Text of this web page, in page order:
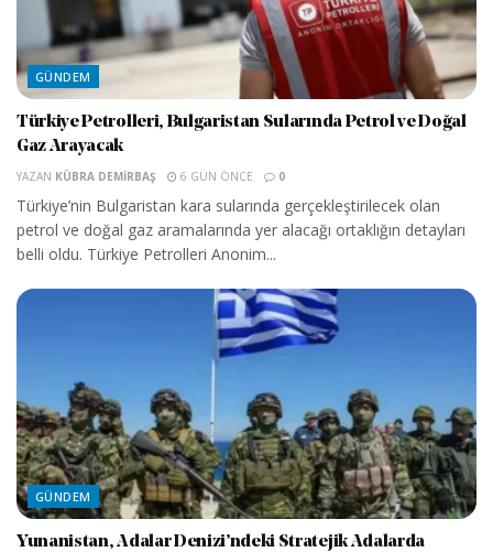
GÜNDEM
Türkiye Petrolleri, Bulgaristan Sularında Petrol ve Doğal
Gaz Arayacak
YAZAN KÜBRA DEMIRBAŞ 6 GÜN ÖNCE 0
Türkiye’nin Bulgaristan kara sularında gerçekleştirilecek olan
petrol ve doğal gaz aramalarında yer alacağı ortaklığın detayları
belli oldu. Türkiye Petrolleri Anonim...
GÜNDEM
Yunanistan, Adalar Denizi’ndeki Stratejik Adalarda